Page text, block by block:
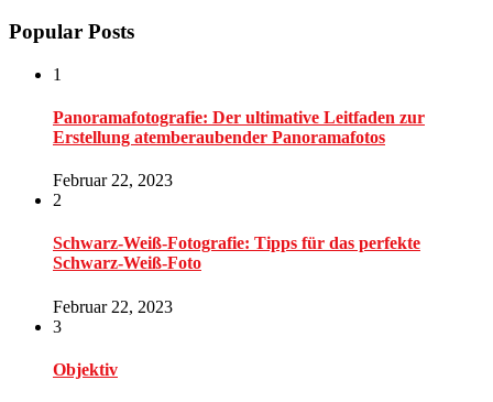
Popular Posts
1
Panoramafotografie: Der ultimative Leitfaden zur
Erstellung atemberaubender Panoramafotos
Februar 22, 2023
2
Schwarz-Weiß-Fotografie: Tipps für das perfekte
Schwarz-Weiß-Foto
Februar 22, 2023
3
Objektiv